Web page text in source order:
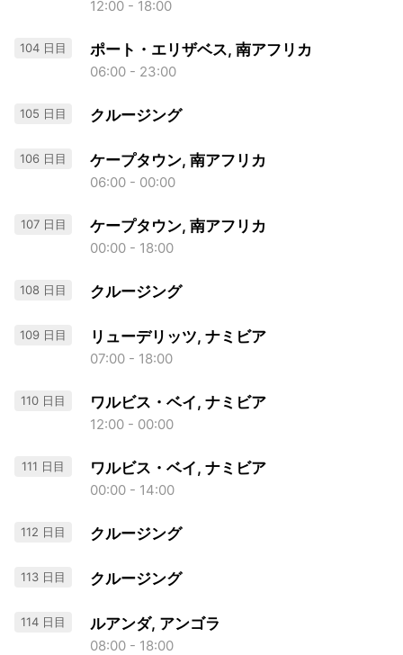
12:00 - 18:00
104 日目 ポート・エリザベス, 南アフリカ
06:00 - 23:00
105 日目 クルージング
106 日目 ケープタウン, 南アフリカ
06:00 - 00:00
107 日目 ケープタウン, 南アフリカ
00:00 - 18:00
108 日目 クルージング
109 日目 リューデリッツ, ナミビア
07:00 - 18:00
110 日目 ワルビス・ベイ, ナミビア
12:00 - 00:00
111 日目 ワルビス・ベイ, ナミビア
00:00 - 14:00
112 日目 クルージング
113 日目 クルージング
114 日目 ルアンダ, アンゴラ
08:00 - 18:00